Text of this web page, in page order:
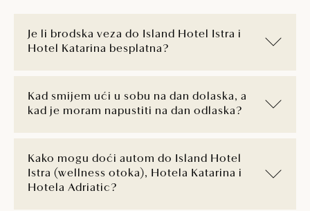
Je li brodska veza do Island Hotel Istra i
Hotel Katarina besplatna?
Kad smijem ući u sobu na dan dolaska, a
kad je moram napustiti na dan odlaska?
Kako mogu doći autom do Island Hotel
Istra (wellness otoka), Hotela Katarina i
Hotela Adriatic?